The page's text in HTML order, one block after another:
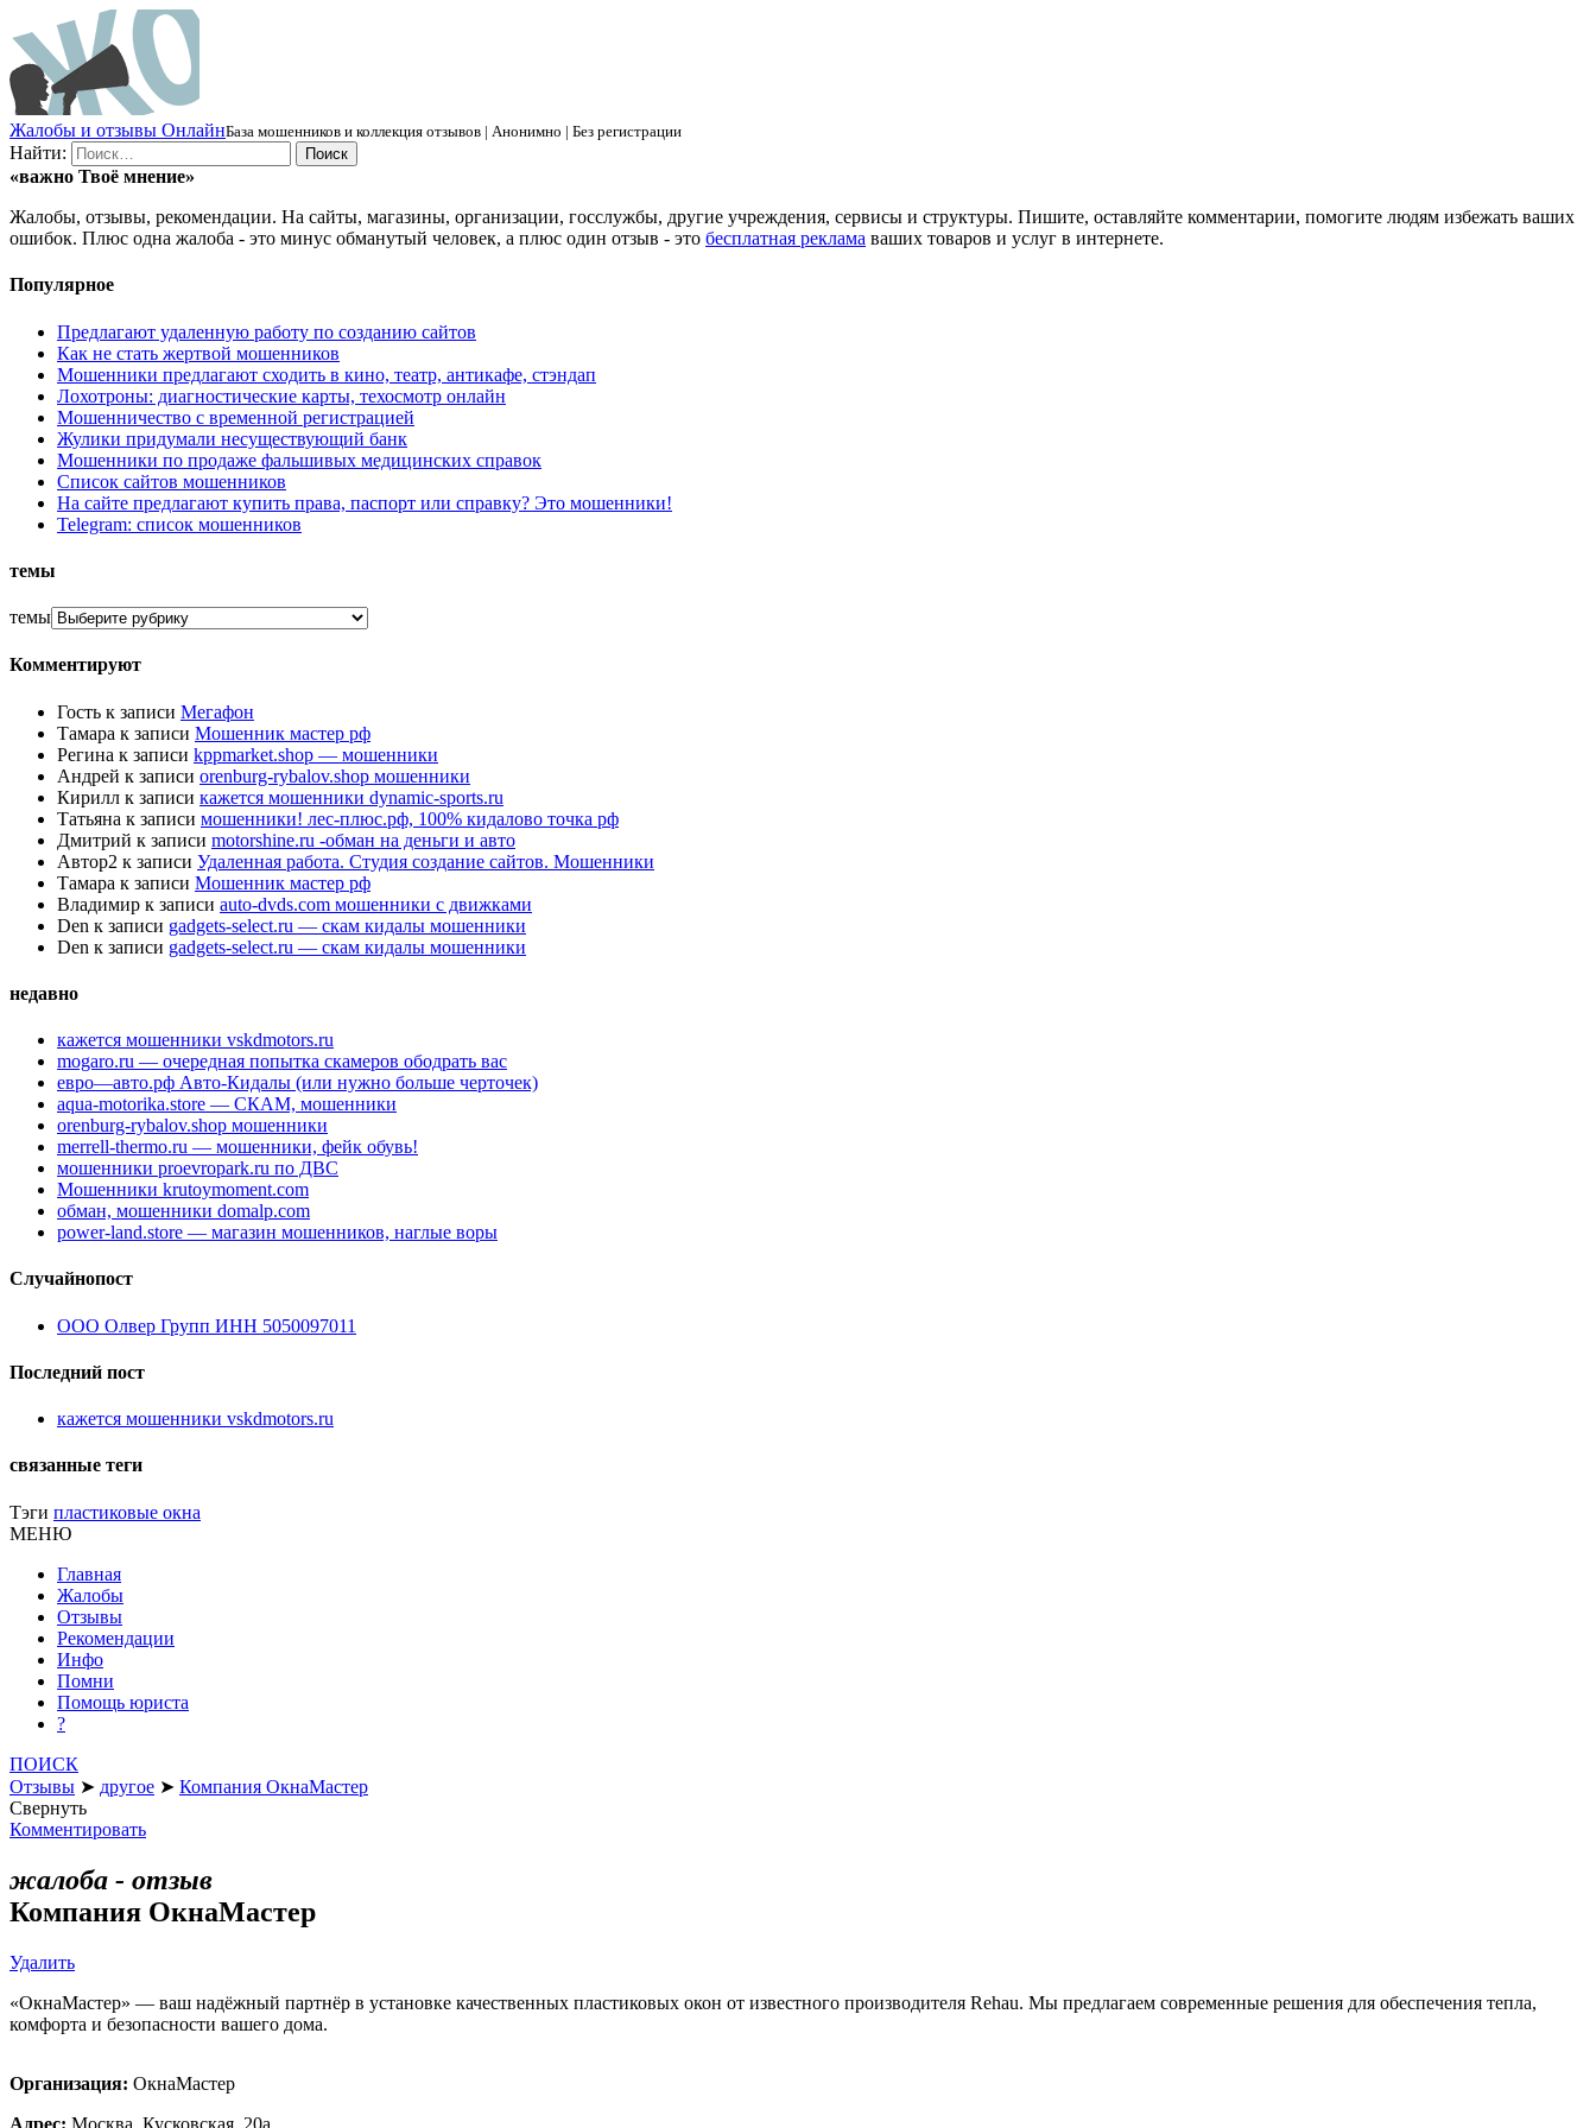
Жалобы и отзывы ОнлайнБаза мошенников и коллекция отзывов | Анонимно | Без регистрации
Найти:
«важно Твоё мнение»
Жалобы, отзывы, рекомендации. На сайты, магазины, организации, госслужбы, другие учреждения, сервисы и структуры. Пишите, оставляйте комментарии, помогите людям избежать ваших
ошибок. Плюс одна жалоба - это минус обманутый человек, а плюс один отзыв - это бесплатная реклама ваших товаров и услуг в интернете.
Популярное
Предлагают удаленную работу по созданию сайтов
Как не стать жертвой мошенников
Мошенники предлагают сходить в кино, театр, антикафе, стэндап
Лохотроны: диагностические карты, техосмотр онлайн
Мошенничество с временной регистрацией
Жулики придумали несуществующий банк
Мошенники по продаже фальшивых медицинских справок
Список сайтов мошенников
На сайте предлагают купить права, паспорт или справку? Это мошенники!
Telegram: список мошенников
темы
темы
Комментируют
Гость к записи Мегафон
Тамара к записи Мошенник мастер рф
Регина к записи kppmarket.shop — мошенники
Андрей к записи orenburg-rybalov.shop мошенники
Кирилл к записи кажется мошенники dynamic-sports.ru
Татьяна к записи мошенники! лес-плюс.рф, 100% кидалово точка рф
Дмитрий к записи motorshine.ru -обман на деньги и авто
Автор2 к записи Удаленная работа. Студия создание сайтов. Мошенники
Тамара к записи Мошенник мастер рф
Владимир к записи auto-dvds.com мошенники с движками
Den к записи gadgets-select.ru — скам кидалы мошенники
Den к записи gadgets-select.ru — скам кидалы мошенники
недавно
кажется мошенники vskdmotors.ru
mogaro.ru — очередная попытка скамеров ободрать вас
евро—авто.рф Авто-Кидалы (или нужно больше черточек)
aqua-motorika.store — СКАМ, мошенники
orenburg-rybalov.shop мошенники
merrell-thermo.ru — мошенники, фейк обувь!
мошенники proevropark.ru по ДВС
Мошенники krutoymoment.com
обман, мошенники domalp.com
power-land.store — магазин мошенников, наглые воры
Случайнопост
ООО Олвер Групп ИНН 5050097011
Последний пост
кажется мошенники vskdmotors.ru
связанные теги
Тэги пластиковые окна
МЕНЮ
Главная
Жалобы
Отзывы
Рекомендации
Инфо
Помни
Помощь юриста
?
ПОИСК
Отзывы ➤ другое ➤ Компания ОкнаМастер
Свернуть
Комментировать
жалоба - отзыв
Компания ОкнаМастер
Удалить
«ОкнаМастер» — ваш надёжный партнёр в установке качественных пластиковых окон от известного производителя Rehau. Мы предлагаем современные решения для обеспечения тепла,
комфорта и безопасности вашего дома.
Организация: ОкнаМастер
Адрес: Москва, Кусковская, 20а